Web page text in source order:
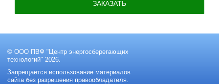
ЗАКАЗАТЬ
© ООО ПВФ "Центр энергосберегающих
технологий" 2026.
Запрещается использование материалов
сайта без разрешения правообладателя.